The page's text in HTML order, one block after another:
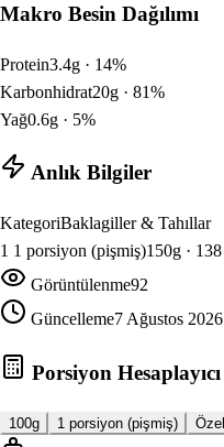
Makro Besin Dağılımı
Protein3.4g · 14%
Karbonhidrat20g · 81%
Yağ0.6g · 5%
Anlık Bilgiler
KategoriBaklagiller & Tahıllar
1 1 porsiyon (pişmiş)150g · 138
Görüntülenme92
Güncelleme7 Ağustos 2026
Porsiyon Hesaplayıcı
100g 1 porsiyon (pişmiş) Özel